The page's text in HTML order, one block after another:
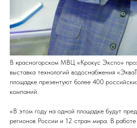
В красногорском МВЦ «Крокус Экспо»
выставка технологий водоснабжения
площадке презентуют более 400
компаний.
«В этом году на одной площадке будут
регионов России и 12 стран мира. В